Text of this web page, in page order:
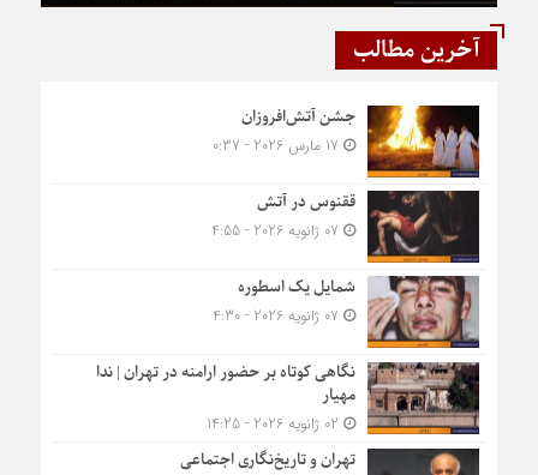
آخرین مطالب
جشن آتش‌افروزان
ققنوس در آتش
شمایل یک اسطوره
نگاهی کوتاه بر حضور ارامنه در تهران | ندا
مهیار
تهران و تاریخ‌نگاری اجتماعی